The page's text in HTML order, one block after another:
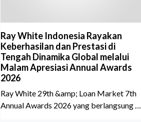
Ray White Indonesia Rayakan
Keberhasilan dan Prestasi di
Tengah Dinamika Global melalui
Malam Apresiasi Annual Awards
2026
Ray White 29th &amp; Loan Market 7th
Annual Awards 2026 yang berlangsung di